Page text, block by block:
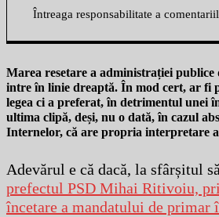
Întreaga responsabilitate a
Marea resetare a administrației
intre în linie dreaptă. În mod cert, ar fi
legea ci a preferat, în detrimentul unei
ultima clipă, deși, nu o dată, în cazul
Internelor, că are propria interpretare
Adevărul e că dacă, la sfârșitul
prefectul PSD Mihai Ritivoiu,
încetare a mandatului de